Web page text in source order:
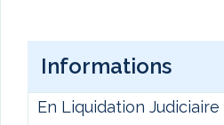
Informations
En Liquidation Judiciaire